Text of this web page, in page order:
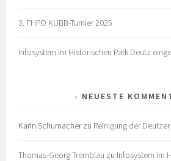
3. FHPD KUBB-Turnier 2025
Infosystem im Historischen Park Deutz
NEUESTE
Karin Schumacherzu Reinigung der
Thomas-Georg Tremblau zu Infosystem im